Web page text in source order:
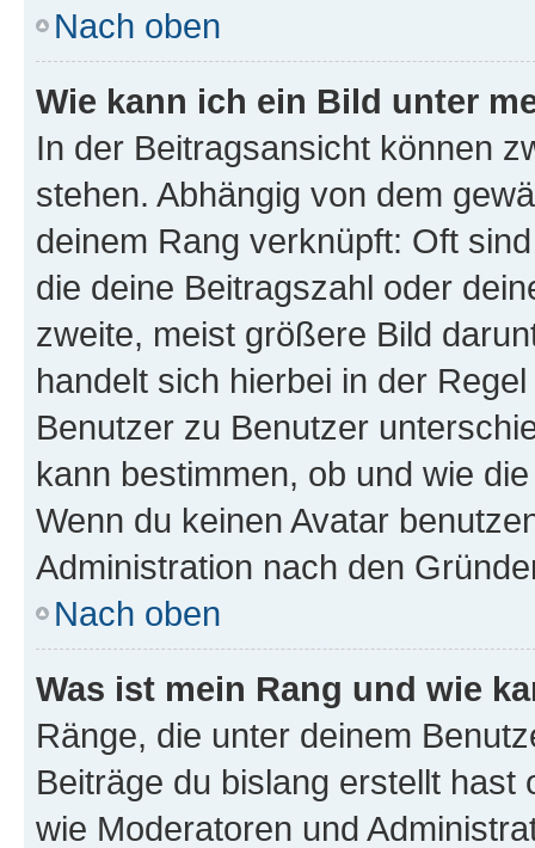
Nach oben
Wie kann ich ein Bild unter
In der Beitragsansicht können
stehen. Abhängig von dem
deinem Rang verknüpft: Oft
die deine Beitragszahl oder
zweite, meist größere Bild
handelt sich hierbei in der
Benutzer zu Benutzer
kann bestimmen, ob und wie
Wenn du keinen Avatar
Administration nach den
Nach oben
Was ist mein Rang und wie
Ränge, die unter deinem
Beiträge du bislang erstellt
wie Moderatoren und